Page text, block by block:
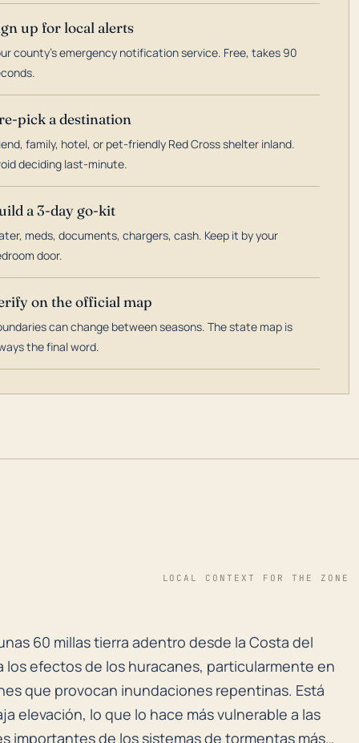
up for local alerts
county's emergency notification service. Free, takes 90
pick a destination
family, hotel, or pet-friendly Red Cross shelter inland.
deciding last-minute.
a 3-day go-kit
meds, documents, chargers, cash. Keep it by your
door.
on the official map
can change between seasons. The state map is
the final word.
LOCAL CONTEXT FOR THE ZONE
60 millas tierra adentro desde la Costa del
60 millas tierra adentro desde la Costa del
efectos de los huracanes, particularmente en
que provocan inundaciones repentinas. Está
elevación, lo que lo hace más vulnerable a las
importantes de los sistemas de tormentas más